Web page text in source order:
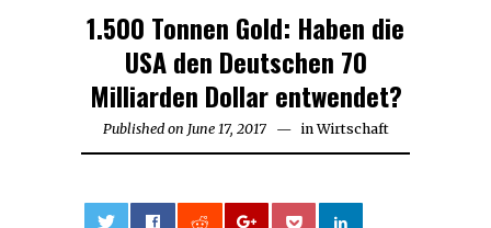
1.500 Tonnen Gold: Haben die
USA den Deutschen 70
Milliarden Dollar entwendet?
Published on June 17, 2017June in Wirtschaft